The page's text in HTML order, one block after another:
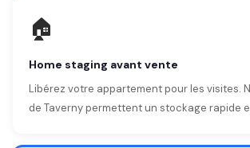
🏠
Home staging avant vente
Libérez votre appartement pour les visites.
de Taverny permettent un stockage rapide